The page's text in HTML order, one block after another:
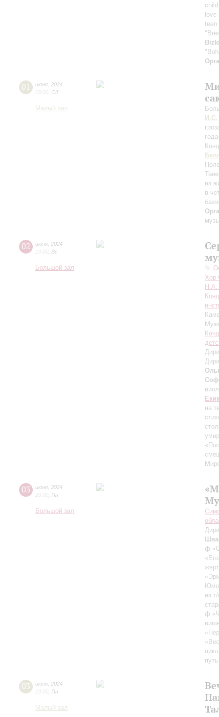
01 июня 2024
19:00 Сб
Малый зал
И.С.
из
в
02 июня 2024
19:00 Вс
Большой зал
Хор
Н.А.
на
03 июня 2024
20:00 Пн
Большой зал
ф
из
ф
03 июня 2024
19:00 Пн
Малый зал